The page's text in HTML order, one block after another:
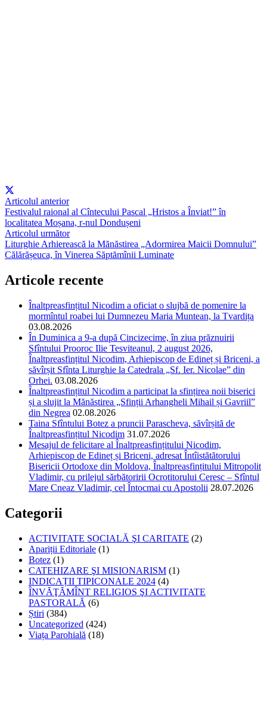
Articolul anterior
Festivalul raional al Cîntecului Pascal „Hristos a Înviat!” în
localitatea Moșana, r-nul Dondușeni
Articolul următor
Liturghie Arhierească la Mănăstirea „Adormirea Maicii Domnului”
Călărășeuca, în Vinerea Săptămînii Luminate
Articole recente
Înaltpreasfințitul Nicodim a oficiat o slujbă de pomenire la
mormîntul roabei lui Dumnezeu Maria Muntean, la Tvardița
03.08.2026
În Duminica a 9-a după Cincizecime, în ziua prăznuirii
Sfîntului Prooroc Ilie Tesviteanul, 2 august 2026,
Înaltpreasfințitul Nicodim, Arhiepiscop de Edineț și Briceni, a
săvîrșit Sfînta Liturghie la Catedrala „Sf. Ier. Nicolae” din
Orhei. 03.08.2026
Înaltpreasfințitul Nicodim a participat la sfințirea noii biserici
și a slujit la Mănăstirea „Sfinții Arhangheli Mihail și Gavriil”
din Negrea 02.08.2026
Taina Sfîntului Botez a pruncii Parascheva, săvîrșită de
Înaltpreasfințitul Nicodim 31.07.2026
Mesajul de felicitare al Înaltpreasfințitului Nicodim,
Arhiepiscop de Edineț și Briceni, adresat Întîistătătorului
Bisericii Ortodoxe din Moldova, Înaltpreasfințitului Mitropolit
Vladimir, cu prilejul sărbătoririi Ocrotitorului Ceresc – Sfîntul
Mare Cneaz Vladimir, cel Întocmai cu Apostolii 28.07.2026
Categorii
ACTIVITATE SOCIALĂ ŞI CARITATE (2)
Apariții Editoriale (1)
Botez (1)
CATEHIZARE ŞI MISIONARISM (1)
INDICAȚII TIPICONALE 2024 (4)
ÎNVĂŢĂMÎNT RELIGIOS ŞI ACTIVITATE
PASTORALĂ (6)
Știri (384)
Uncategorized (424)
Viața Parohială (18)